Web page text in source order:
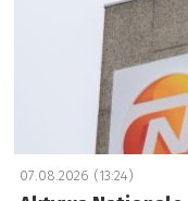
07.08.2026 (13:24)